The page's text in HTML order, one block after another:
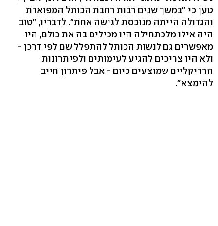
טען כי "במשך שנים רבות רחבת הכותל המפוארת
והגדולה הייתה מנוכסת לגישה אחת". לדבריו, "טוב
היה אילו מלכתחילה היו מכילים בה את כולם, היו
מאפשרים גם לנשות הכותל להתפלל שם לפי דרכן -
ולא היו צריכים להגיע לעימותים ולפיתרונות
הרדיקליים שמוצעים כיום - אבל פיתרון חייב
להימצא".